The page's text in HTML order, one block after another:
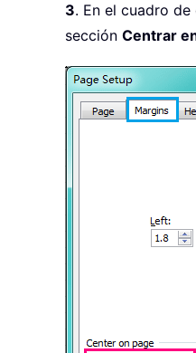
3. En el cuadro de
sección Centrar